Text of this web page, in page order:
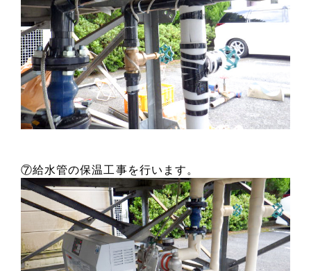
⑦給水管の保温工事を行います。